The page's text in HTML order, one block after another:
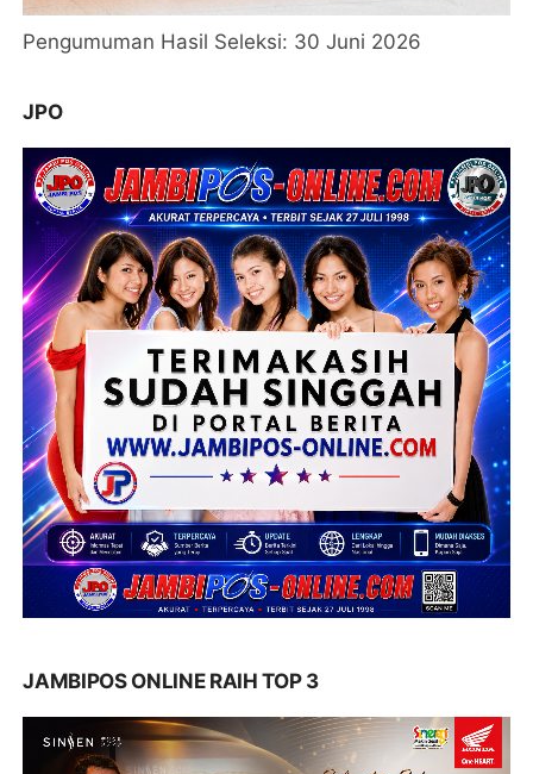
Pengumuman Hasil Seleksi: 30 Juni 2026
JPO
JAMBIPOS ONLINE RAIH TOP 3